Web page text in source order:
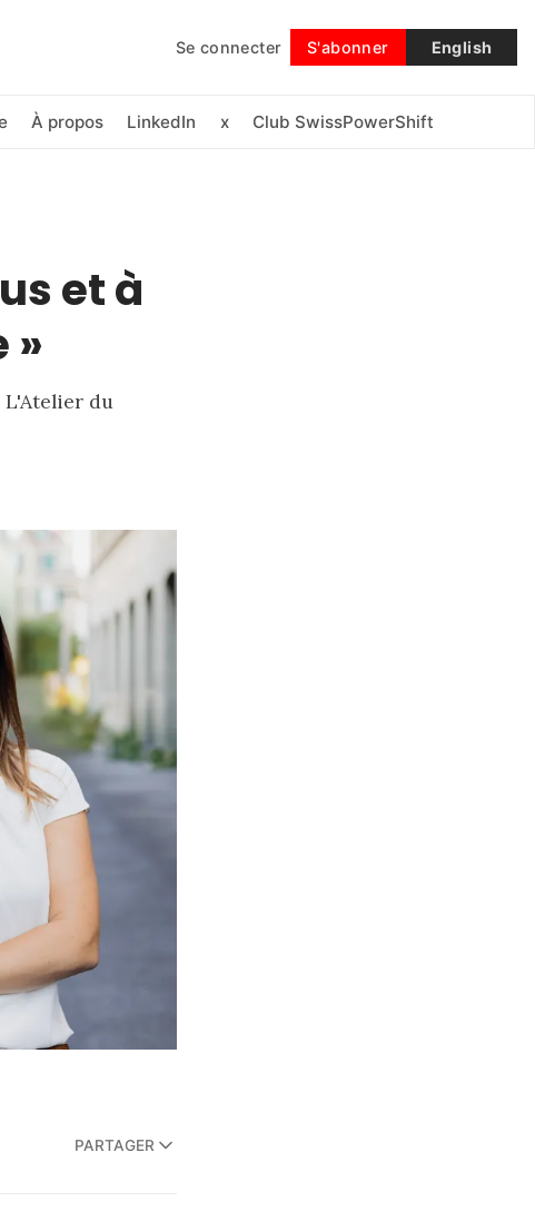
Se connecter S'abonner English
À propos LinkedIn x Club SwissPowerShift
Suivre
et à
»
du
PARTAGER